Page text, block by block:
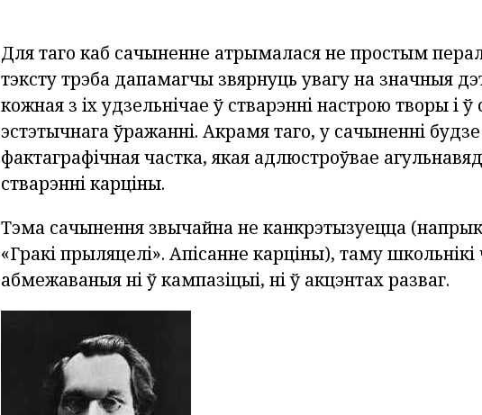
Для таго каб сачыненне атрымалася не простым
тэксту трэба дапамагчы звярнуць увагу на значныя
кожная з іх удзельнічае ў стварэнні настрою творы і ў
эстэтычнага ўражанні. Акрамя таго, у сачыненні
фактаграфічная частка, якая адлюстроўвае
стварэнні карціны.
Тэма сачынення звычайна не канкрэтызуецца
«Гракі прыляцелі». Апісанне карціны), таму школьнікі
абмежаваныя ні ў кампазіцыі, ні ў акцэнтах разваг.